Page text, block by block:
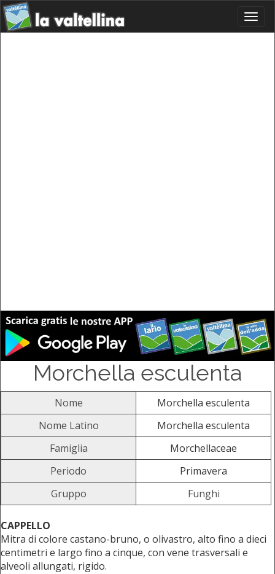
Morchella esculenta
Nome
Morchella esculenta
Nome Latino
Morchella esculenta
Famiglia
Morchellaceae
Periodo
Primavera
Gruppo
Funghi
CAPPELLO
Mitra di colore castano-bruno, o olivastro, alto fino a dieci
centimetri e largo fino a cinque, con vene trasversali e
alveoli allungati, rigido.